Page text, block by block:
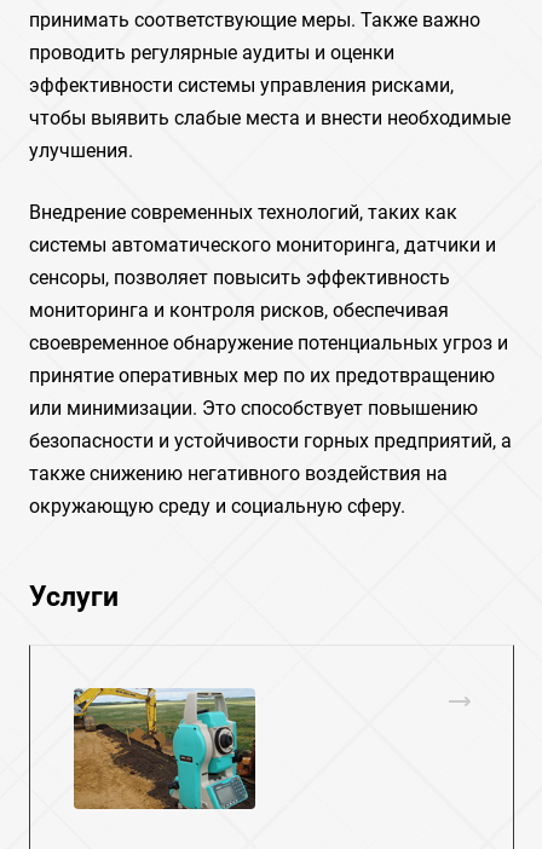
принимать соответствующие меры. Также важно
проводить регулярные аудиты и оценки
эффективности системы управления рисками,
чтобы выявить слабые места и внести необходимые
улучшения.
Внедрение современных технологий, таких как
системы автоматического мониторинга, датчики и
сенсоры, позволяет повысить эффективность
мониторинга и контроля рисков, обеспечивая
своевременное обнаружение потенциальных угроз и
принятие оперативных мер по их предотвращению
или минимизации. Это способствует повышению
безопасности и устойчивости горных предприятий, а
также снижению негативного воздействия на
окружающую среду и социальную сферу.
Услуги